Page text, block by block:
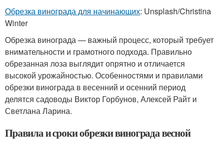
Обрезка винограда для начинающих: Unsplash/Christina
Winter
Обрезка винограда — важный процесс, который требует
внимательности и грамотного подхода. Правильно
обрезанная лоза выглядит опрятно и отличается
высокой урожайностью. Особенностями и правилами
обрезки винограда в весенний и осенний период
делятся садоводы Виктор Горбунов, Алексей Райт и
Светлана Ларина.
Правила и сроки обрезки винограда весной